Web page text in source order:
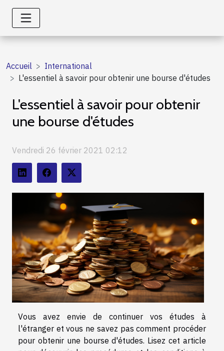
Accueil
International
L'essentiel à savoir pour obtenir une bourse d'études
L'essentiel à savoir pour obtenir
une bourse d'études
Vendredi 26 février 2021 02:12
Vous avez envie de continuer vos études à
l'étranger et vous ne savez pas comment procéder
pour obtenir une bourse d'études. Lisez cet article